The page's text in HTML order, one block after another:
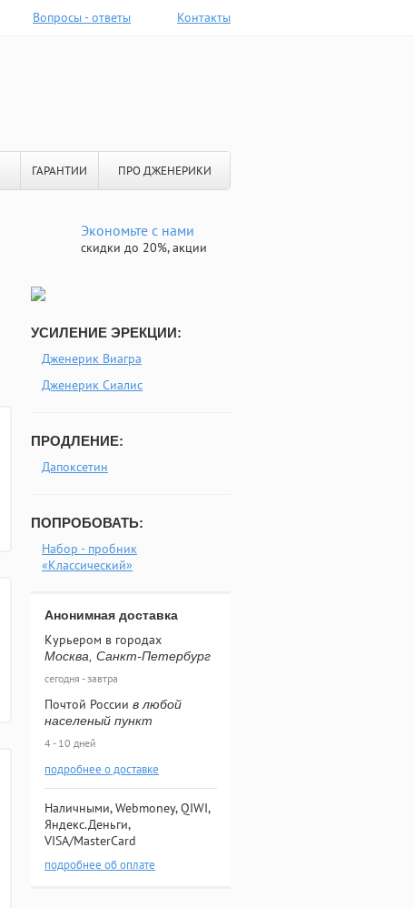
Вопросы - ответы Контакты
ГАРАНТИИ ПРО ДЖЕНЕРИКИ
Экономьте с нами
скидки до 20%, акции
УСИЛЕНИЕ ЭРЕКЦИИ:
Дженерик Виагра
Дженерик Сиалис
ПРОДЛЕНИЕ:
Дапоксетин
ПОПРОБОВАТЬ:
Набор - пробник
«Классический»
Анонимная доставка
Курьером в городах
Москва, Санкт-Петербург
сегодня - завтра
Почтой России в любой
населеный пункт
4 - 10 дней
подробнее о доставке
Наличными, Webmoney, QIWI,
Яндекс.Деньги,
VISA/MasterCard
подробнее об оплате